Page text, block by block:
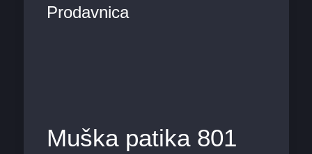
Prodavnica
Muška patika 801